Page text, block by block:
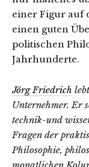
einer Figur auf
einen guten
politischen
Jahrhunderte.
Jörg Friedrich
Unternehmer. Er
technik-und
Fragen der
Philosophie,